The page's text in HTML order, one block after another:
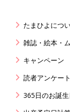
たまひよにつ
雑誌・絵本・
キャンペーン
読者アンケー
365日のお誕